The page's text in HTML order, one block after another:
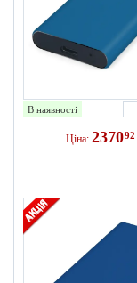
В наявності
Ціна: 237092